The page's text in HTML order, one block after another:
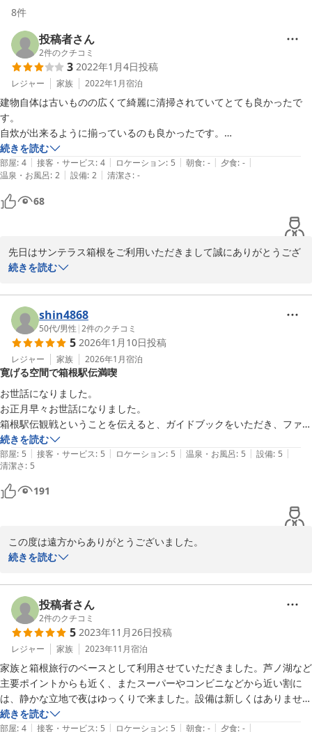
8件
投稿者さん
2件のクチコミ
3 2022年1月4日投稿
レジャー 家族 2022年1月宿泊
建物自体は古いものの広くて綺麗に清掃されていてとても良かったで
す。
自炊が出来るように揃っているのも良かったです。
アメニティグッズは置いてあると記載が無かったのでタオルやシャンプ
ーなどは持って行ったものの洗面所が石鹸なのに驚きました。この様な
時代なのでハンドソープは置いてあると有り難いです。
お隣の騒ぐ声がうるさくて夜中2時になっても大声が聞こえてなかなか
眠れませんでした。
12時を過ぎたら静かにするようにお願いしたいです。それでも行って
機会があったらまた利用させていただきたいです。
続きを読む
部屋: 4 | 接客・サービス: 4 | ロケーション: 5 | 朝食: - | 夕食: - |
温泉・お風呂: 2 | 設備: 2 | 清潔さ: -
68
先日はサンテラス箱根をご利用いただきまして誠にありがとうござ
います。
今後もお 客様に合わせた接客・サービスができるよう邁進してまい
ります。
今後もより良い貸別荘を目指し皆様にご満足していただけるよう努
めてまいりますのでまた機会がござ いましたらぜひサンテラス箱根
をご利用くださいませ。
お客様のまたのお越しを心よりお待ち申し上げておりま す。 お忙
2022-01-04
続きを読む
shin4868
50代/男性 |2件のクチコミ
5 2026年1月10日投稿
レジャー 家族 2026年1月宿泊
寛げる空間で箱根駅伝満喫
お世話になりました。
お正月早々お世話になりました。
箱根駅伝観戦ということを伝えると、ガイドブックをいただき、ファン
の息子も喜んでいました。
部屋もきれいで、広すぎずとても良い居心地で、自宅で寛いでいる感じ
になれました。
続きを読む
部屋: 5 | 接客・サービス: 5 | ロケーション: 5 | 温泉・お風呂: 5 | 設備: 5 |
清潔さ: 5
191
この度は遠方からありがとうございました。
箱根駅伝の観戦はいかがでしたか？
滞在中は御自宅に居るようとのことで大変うれしく思います。
お客様の温かい御言葉がスタッフ一同の励みになります。
これからも安全に安心して泊まれるように頑張りますので
また箱根にいらっしゃる機会が御座いましたら是非ご利用くださ
い。
お帰りなさいの気持ちでお待ちしております。
続きを読む
投稿者さん
2件のクチコミ
5 2023年11月26日投稿
レジャー 家族 2023年11月宿泊
家族と箱根旅行のベースとして利用させていただきました。芦ノ湖など
主要ポイントからも近く、またスーパーやコンビニなどから近い割に
は、静かな立地で夜はゆっくりで来ました。設備は新しくはありません
が、清潔で問題ありませんでした。管理人さんが天体望遠鏡で土星や、
月を見せてくれて子供も感激していました。バーベキューや焚き火も少
続きを読む
部屋: 4 | 接客・サービス: 5 | ロケーション: 5 | 朝食: - | 夕食: - |